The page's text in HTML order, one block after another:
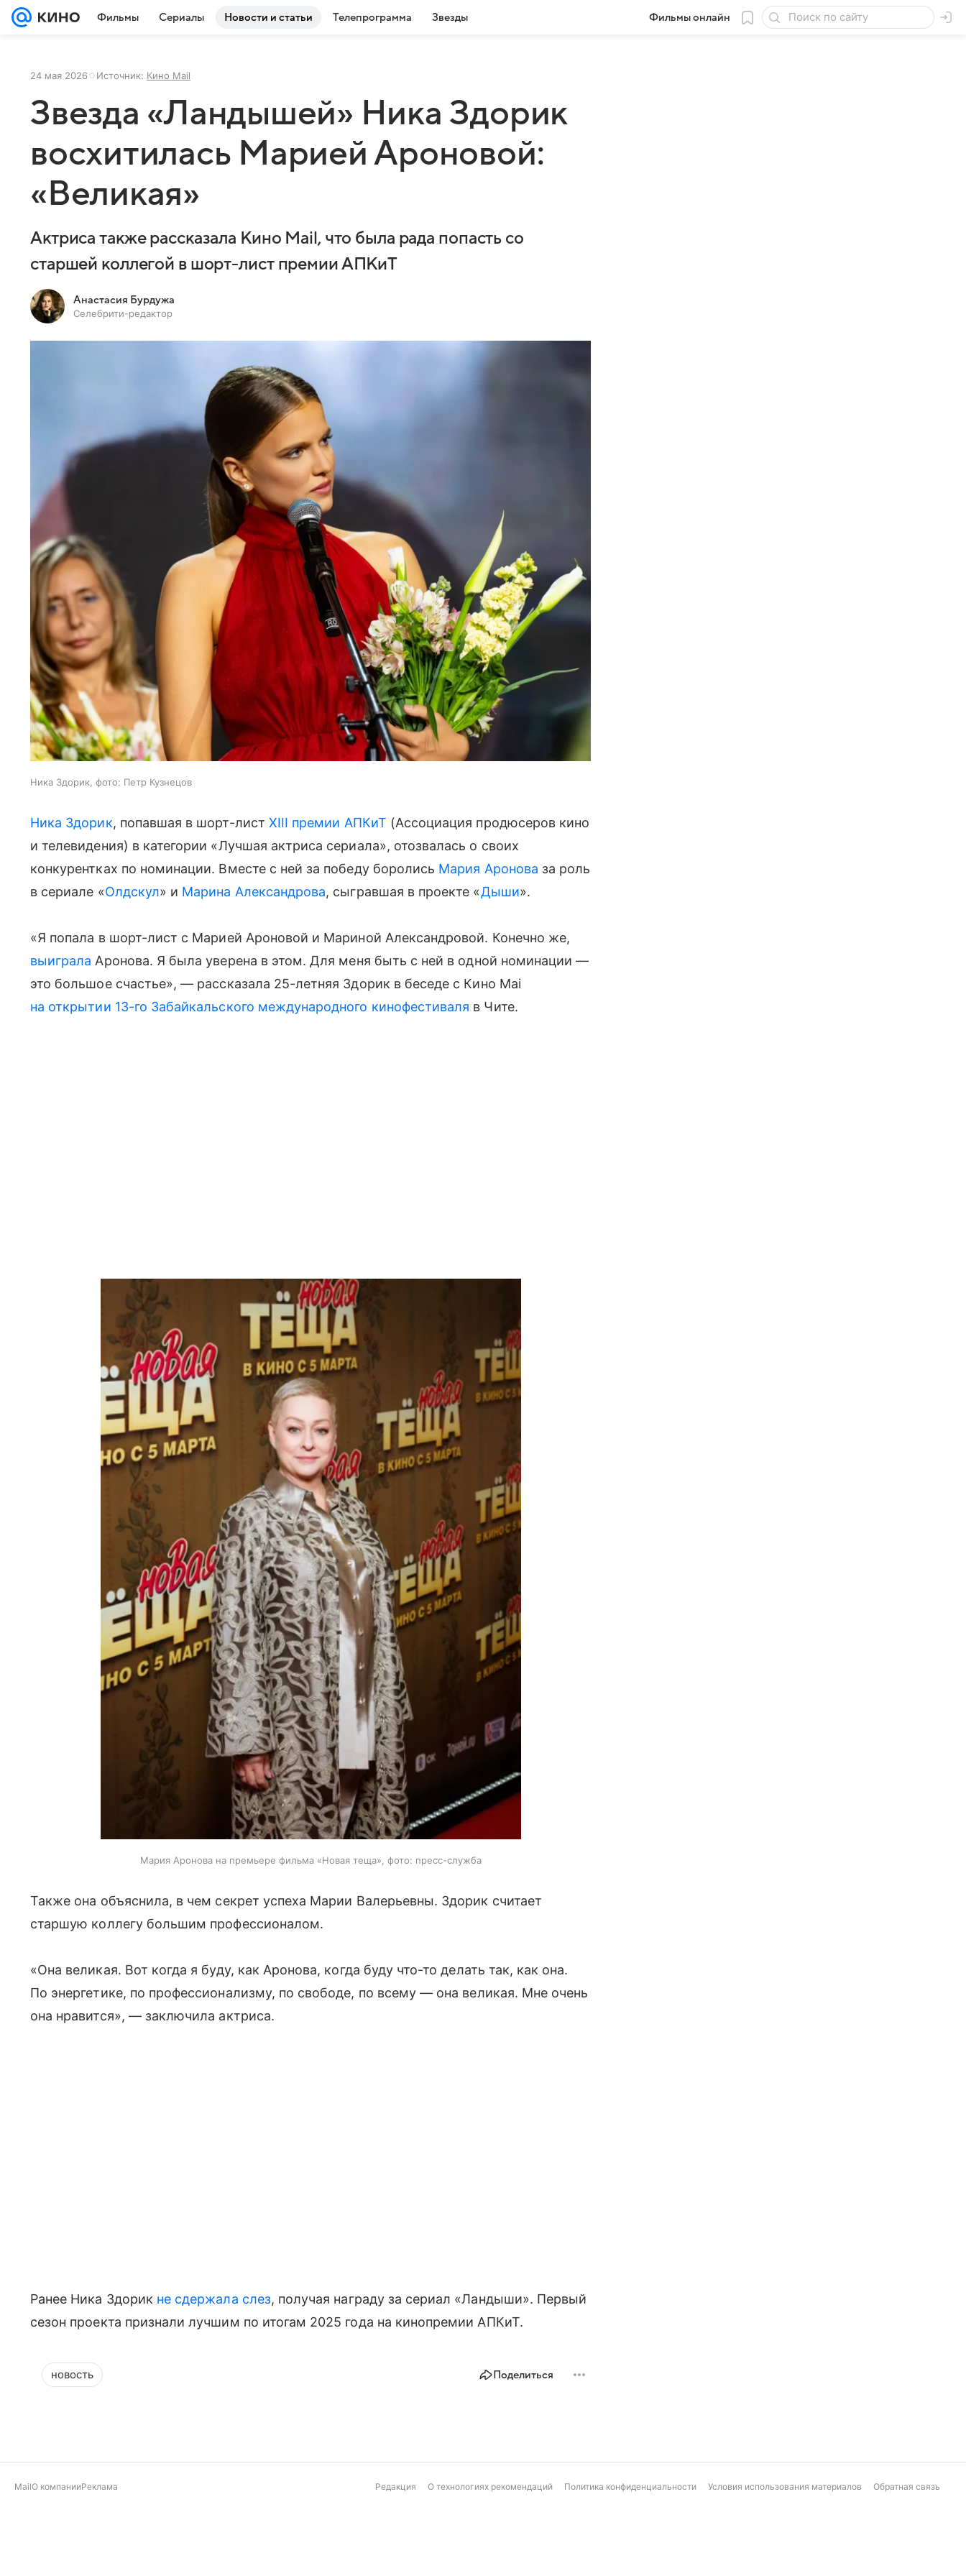
Фильмы Сериалы Новости и статьи Телепрограмма Звезды Фильмы онлайн
24 мая 2026 Источник: Кино Mail
Звезда «Ландышей» Ника Здорик
восхитилась Марией Ароновой:
«Великая»
Актриса также рассказала Кино Mail, что была рада попасть со
старшей коллегой в шорт-лист премии АПКиТ
Анастасия Бурдужа
Селебрити-редактор
Ника Здорик, фото: Петр Кузнецов
Ника Здорик, попавшая в шорт-лист XIII премии АПКиТ (Ассоциация продюсеров кино
и телевидения) в категории «Лучшая актриса сериала», отозвалась о своих
конкурентках по номинации. Вместе с ней за победу боролись Мария Аронова за роль
в сериале «Олдскул» и Марина Александрова, сыгравшая в проекте «Дыши».
«Я попала в шорт-лист с Марией Ароновой и Мариной Александровой. Конечно же,
выиграла Аронова. Я была уверена в этом. Для меня быть с ней в одной номинации —
это большое счастье», — рассказала 25-летняя Здорик в беседе с Кино Mai
на открытии 13-го Забайкальского международного кинофестиваля в Чите.
Мария Аронова на премьере фильма «Новая теща», фото: пресс-служба
Также она объяснила, в чем секрет успеха Марии Валерьевны. Здорик считает
старшую коллегу большим профессионалом.
«Она великая. Вот когда я буду, как Аронова, когда буду что-то делать так, как она.
По энергетике, по профессионализму, по свободе, по всему — она великая. Мне очень
она нравится», — заключила актриса.
Ранее Ника Здорик не сдержала слез, получая награду за сериал «Ландыши». Первый
сезон проекта признали лучшим по итогам 2025 года на кинопремии АПКиТ.
новость Поделиться
MailО компанииРеклама Редакция О технологиях рекомендаций Политика конфиденциальности Условия использования материалов Обратная связь